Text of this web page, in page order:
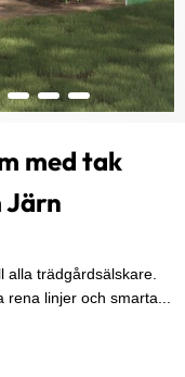
med tak
Järn
alla trädgårdsälskare.
linjer och smarta...